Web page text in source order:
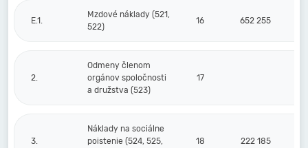
E.1.
Mzdové náklady (521,
522)
16 652 255
2.
Odmeny členom
orgánov spoločnosti
a družstva (523)
17
3.
Náklady na sociálne
poistenie (524, 525,
18 222 185